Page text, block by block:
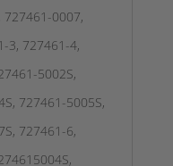
0007,
3, 727461-4,
5002S,
727461-5005S,
727461-6,